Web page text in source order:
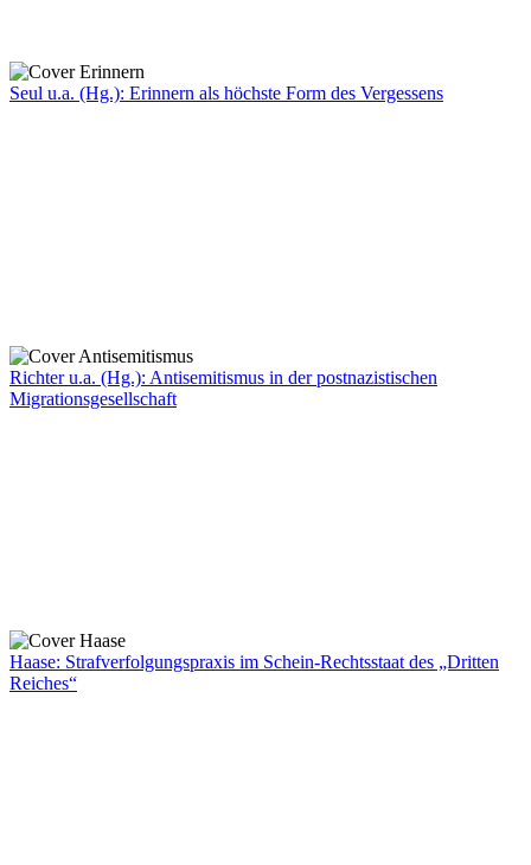
Seul u.a. (Hg.): Erinnern als höchste Form des Vergessens
Richter u.a. (Hg.): Antisemitismus in der postnazistischen
Migrationsgesellschaft
Haase: Strafverfolgungspraxis im Schein-Rechtsstaat des „Dritten
Reiches“